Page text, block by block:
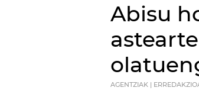
Abisu
AGENTZIAK |